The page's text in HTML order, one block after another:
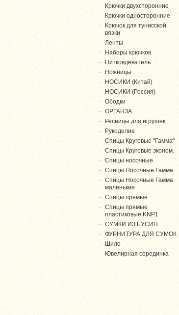
Крючки двухсторонние
Крючки односторонние
Крючок для тунисской
вязки
Ленты
Наборы крючков
Нитковдеватель
Ножницы
НОСИКИ (Китай)
НОСИКИ (Россия)
Ободки
ОРГАНЗА
Ресницы для игрушек
Рукоделие
Спицы Круговые "Гамма"
Спицы Круговые эконом.
Спицы носочные
Спицы Носочные Гамма
Спицы Носочные Гамма
маленькие
Спицы прямые
Спицы прямые
пластиковые KNP1
СУМКИ ИЗ БУСИН
ФУРНИТУРА ДЛЯ СУМОК
Шило
Ювелирная серединка